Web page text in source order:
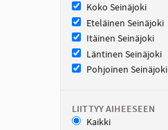
Koko Seinäjoki
Eteläinen Seinäjoki
Itäinen Seinäjoki
Läntinen Seinäjoki
Pohjoinen Seinäjoki
LIITTYY AIHEESEEN
Kaikki